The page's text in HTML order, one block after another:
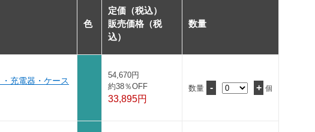
色
定価（税込）
販売価格（税
込）
数量
充電器・ケース
54,670円
約38％OFF
33,895円
数量 - + 個